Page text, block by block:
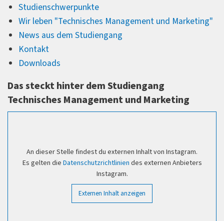
Studienschwerpunkte
Wir leben "Technisches Management und Marketing"
News aus dem Studiengang
Kontakt
Downloads
Das steckt hinter dem Studiengang
Technisches Management und Marketing
An dieser Stelle findest du externen Inhalt von Instagram.
Es gelten die Datenschutzrichtlinien des externen Anbieters
Instagram.
Externen Inhalt anzeigen